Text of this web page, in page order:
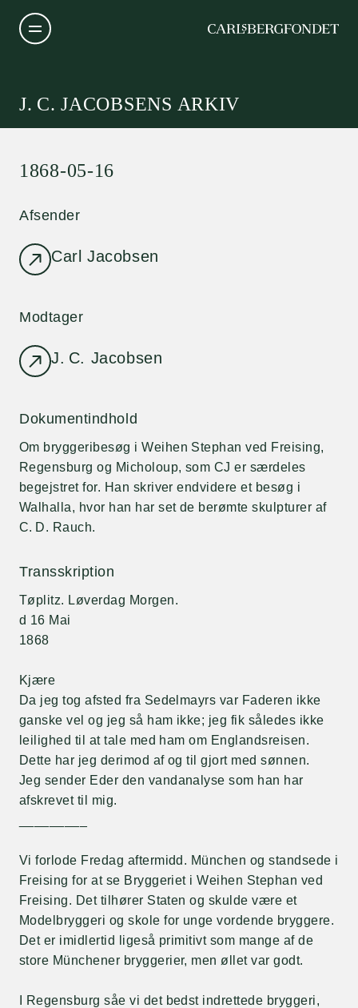
J. C. JACOBSENS ARKIV
1868-05-16
Afsender
Carl Jacobsen
Modtager
J. C. Jacobsen
Dokumentindhold
Om bryggeribesøg i Weihen Stephan ved Freising,
Regensburg og Micholoup, som CJ er særdeles
begejstret for. Han skriver endvidere et besøg i
Walhalla, hvor han har set de berømte skulpturer af
C. D. Rauch.
Transskription
Tøplitz. Løverdag Morgen.
d 16 Mai
1868
Kjære
Da jeg tog afsted fra Sedelmayrs var Faderen ikke
ganske vel og jeg så ham ikke; jeg fik således ikke
leilighed til at tale med ham om Englandsreisen.
Dette har jeg derimod af og til gjort med sønnen.
Jeg sender Eder den vandanalyse som han har
afskrevet til mig.
Vi forlode Fredag aftermidd. München og standsede i
Freising for at se Bryggeriet i Weihen Stephan ved
Freising. Det tilhører Staten og skulde være et
Modelbryggeri og skole for unge vordende bryggere.
Det er imidlertid ligeså primitivt som mange af de
store Münchener bryggerier, men øllet var godt.
I Regensburg såe vi det bedst indrettede bryggeri,